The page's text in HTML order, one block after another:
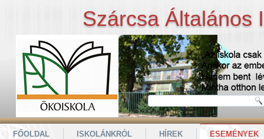
Szárcsa Általános
FŐOLDAL ISKOLÁNKRÓL HÍREK ESEMÉNYEK